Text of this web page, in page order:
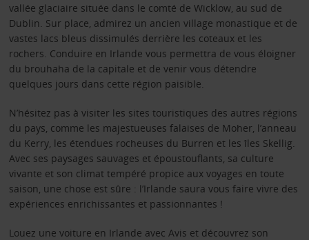
vallée glaciaire située dans le comté de Wicklow, au sud de
Dublin. Sur place, admirez un ancien village monastique et de
vastes lacs bleus dissimulés derrière les coteaux et les
rochers. Conduire en Irlande vous permettra de vous éloigner
du brouhaha de la capitale et de venir vous détendre
quelques jours dans cette région paisible.
N’hésitez pas à visiter les sites touristiques des autres régions
du pays, comme les majestueuses falaises de Moher, l’anneau
du Kerry, les étendues rocheuses du Burren et les îles Skellig.
Avec ses paysages sauvages et époustouflants, sa culture
vivante et son climat tempéré propice aux voyages en toute
saison, une chose est sûre : l’Irlande saura vous faire vivre des
expériences enrichissantes et passionnantes !
Louez une voiture en Irlande avec Avis et découvrez son